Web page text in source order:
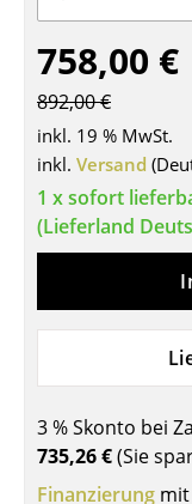
Einzelteile
... alle Sitzmöbel
Tische
Beistelltische
Schreibtische
Sekretäre &
Stehtische &
758,00 €
892,00 €
inkl. 19 % MwSt.
inkl. Versand
1 x sofort
(Lieferland
3 % Skonto bei
735,26 €(Sie
Finanzierung